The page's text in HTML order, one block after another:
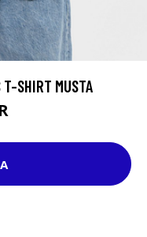
SHIRT MUSTA